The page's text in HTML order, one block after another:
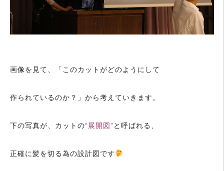
画像を見て、「このカットがどのようにして
作られているのか？」から考えていきます。
下の写真が、カットの“展開図”と呼ばれる、
正確に髪を切る為の設計図です